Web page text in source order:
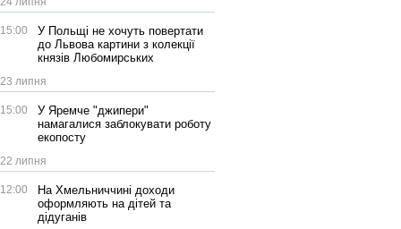
15:00
У Польщі не хочуть повертати
до Львова картини з колекції
князів Любомирських
23 липня
15:00
У Яремче "джипери"
намагалися заблокувати роботу
екопосту
22 липня
12:00
На Хмельниччині доходи
оформляють на дітей та
дідуганів